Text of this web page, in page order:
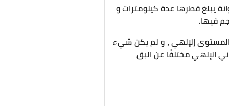
يبلغ قطرها عدة كيلومترات و
فيها.
إلإلهي ، و لم يكن شيء
الإلهي مختلفًا عن البق